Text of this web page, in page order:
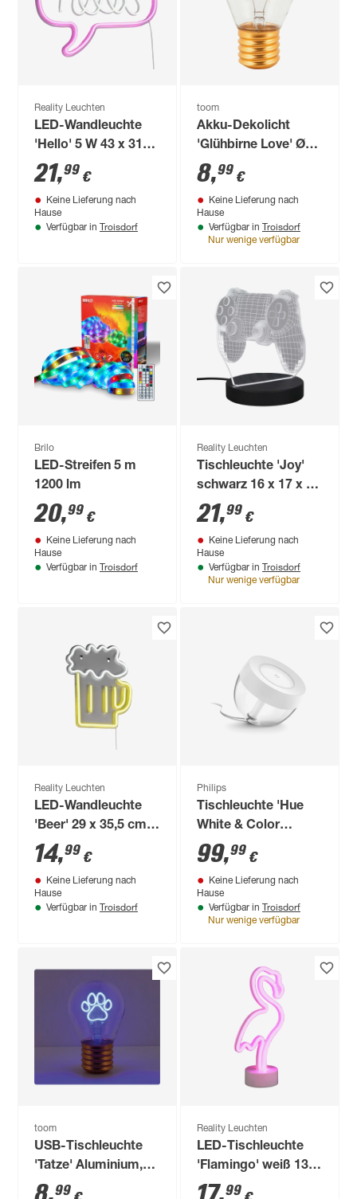
Reality Leuchten
LED-Wandleuchte
'Hello' 5 W 43 x 31
cm
21,99 €
Keine Lieferung nach
Hause
Verfügbar in Troisdorf
toom
Akku-Dekolicht
'Glühbirne Love' Ø
6,8 x 11,2 cm
8,99 €
Keine Lieferung nach
Hause
Verfügbar in Troisdorf
Nur wenige verfügbar
Brilo
LED-Streifen 5 m
1200 lm
20,99 €
Keine Lieferung nach
Hause
Verfügbar in Troisdorf
Reality Leuchten
Tischleuchte 'Joy'
schwarz 16 x 17 x 12
cm
21,99 €
Keine Lieferung nach
Hause
Verfügbar in Troisdorf
Nur wenige verfügbar
Reality Leuchten
LED-Wandleuchte
'Beer' 29 x 35,5 cm,
5W
14,99 €
Keine Lieferung nach
Hause
Verfügbar in Troisdorf
Philips
Tischleuchte 'Hue
White & Color
Ambiance' Iris, weiß
99,99 €
Keine Lieferung nach
Hause
Verfügbar in Troisdorf
Nur wenige verfügbar
toom
USB-Tischleuchte
'Tatze' Aluminium,
Glas Ø 6,8 x 11,2 cm
99
Reality Leuchten
LED-Tischleuchte
'Flamingo' weiß 13,5
x 29,2 x 8,5 cm
99